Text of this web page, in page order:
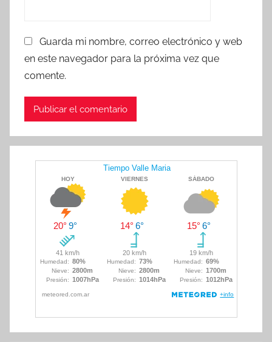
Guarda mi nombre, correo electrónico y web
en este navegador para la próxima vez que
comente.